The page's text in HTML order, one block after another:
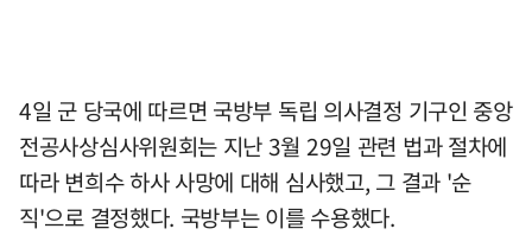
4일 군 당국에 따르면 국방부 독립 의사결정 기구인 중앙
전공사상심사위원회는 지난 3월 29일 관련 법과 절차에
따라 변희수 하사 사망에 대해 심사했고, 그 결과 '순
직'으로 결정했다. 국방부는 이를 수용했다.